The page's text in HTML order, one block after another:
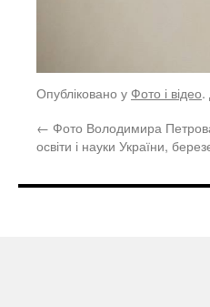
Опубліковано у Фото і відео.
← Фото Володимира
освіти і науки України,